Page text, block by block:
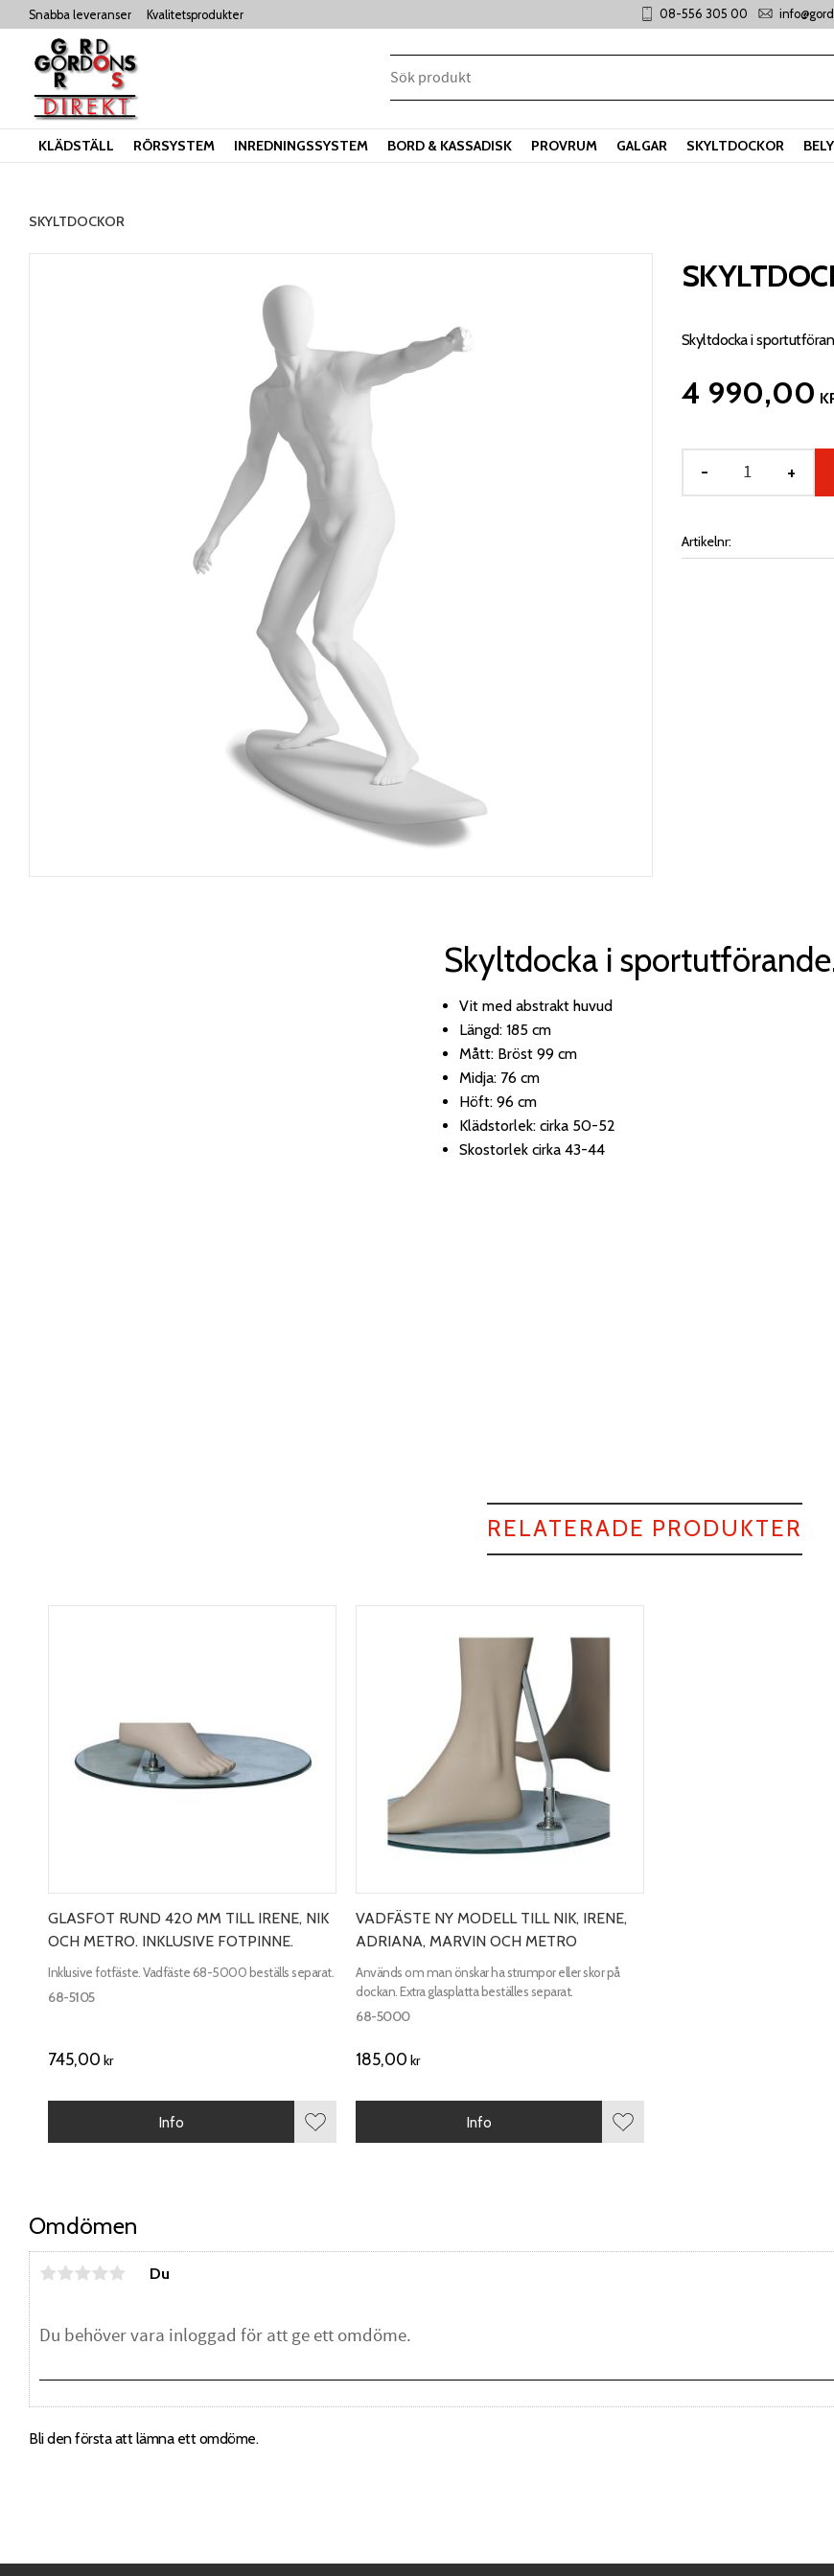
Snabba leveranser Kvalitetsprodukter 08-556 305 00
KLÄDSTÄLL RÖRSYSTEM INREDNINGSSYSTEM BORD & KASSADISK PROVRUM GALGAR SKYLTDOCKOR
SKYLTDOCKOR
Skyltdocka i
4 990,00
+
-
Artikelnr
Skyltdocka i
Vit med abstrakt huvud
Längd: 185 cm
Mått: Bröst 99 cm
Midja: 76 cm
Höft: 96 cm
Klädstorlek: cirka 50-52
Skostorlek cirka 43-44
Omdömen
Du
Bli den första att lämna ett omdöme.
RELATERADE PRODUKTER
GLASFOT RUND 420 MM TILL IRENE, NIK
OCH METRO. INKLUSIVE FOTPINNE.
Inklusive fotfäste. Vadfäste 68-5000 beställs separat.
68-5105
745,00 kr
Lägg till i favoriter
Info
VADFÄSTE NY MODELL TILL NIK, IRENE,
ADRIANA, MARVIN OCH METRO
Används om man önskar ha strumpor eller skor på
dockan. Extra glasplatta beställes separat.
68-5000
185,00 kr
Lägg till i favoriter
Info